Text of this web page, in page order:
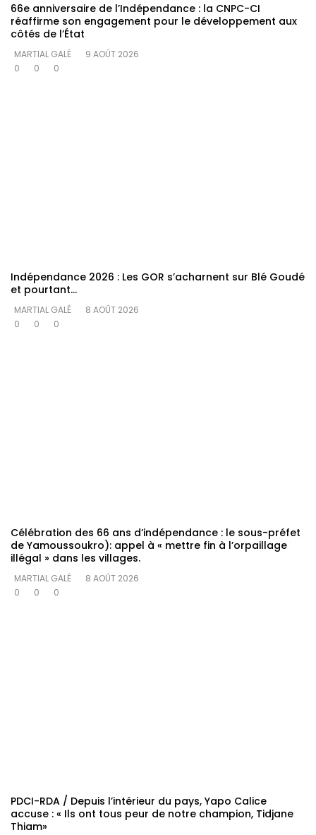
66e anniversaire de l’Indépendance : la CNPC-CI
réaffirme son engagement pour le développement aux
côtés de l’État
MARTIAL GALÉ
9 AOÛT 2026
0
0 0
Indépendance 2026 : Les GOR s’acharnent sur Blé Goudé
et pourtant…
MARTIAL GALÉ
8 AOÛT 2026
0
0 0
Célébration des 66 ans d’indépendance : le sous-préfet
de Yamoussoukro): appel à « mettre fin à l’orpaillage
illégal » dans les villages.
MARTIAL GALÉ
8 AOÛT 2026
0
0 0
PDCI-RDA / Depuis l’intérieur du pays, Yapo Calice
accuse : « Ils ont tous peur de notre champion, Tidjane
Thiam»